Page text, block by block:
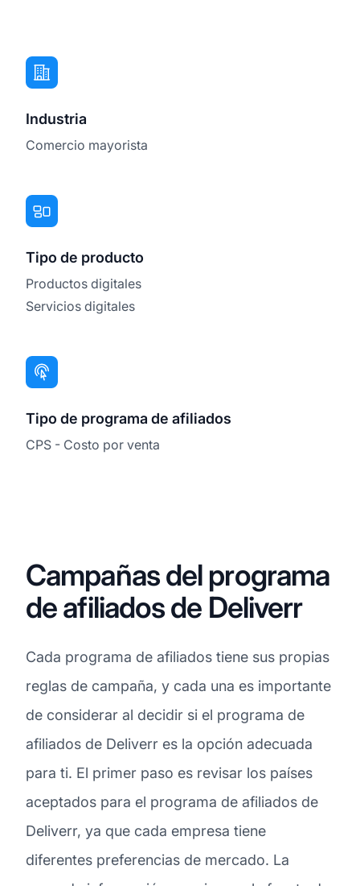
Industria
Comercio mayorista
Tipo de producto
Productos digitales
Servicios digitales
Tipo de programa de afiliados
CPS - Costo por venta
Campañas del programa
de afiliados de Deliverr
Cada programa de afiliados tiene sus propias
reglas de campaña, y cada una es importante
de considerar al decidir si el programa de
afiliados de Deliverr es la opción adecuada
para ti. El primer paso es revisar los países
aceptados para el programa de afiliados de
Deliverr, ya que cada empresa tiene
diferentes preferencias de mercado. La